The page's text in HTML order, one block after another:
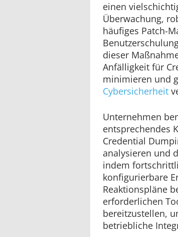
einen
Überwachung,
häufiges Patch-
dieser
Anfälligkeit für
minimieren und
Cybersicherheit
Unternehmen
entsprechendes
Credential
analysieren und
indem
konfigurierbare
Reaktionspläne
erforderlichen
bereitzustellen,
betriebliche